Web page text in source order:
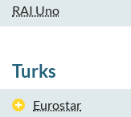
RAI Uno
Turks
Eurostar